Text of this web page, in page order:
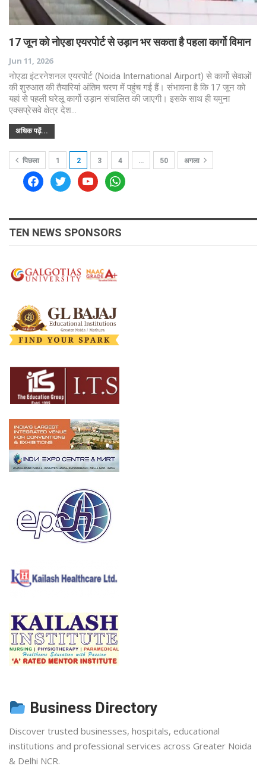
17 जून को नोएडा एयरपोर्ट से उड़ान भर सकता है पहला कार्गो विमान
Jun 11, 2026
नोएडा इंटरनेशनल एयरपोर्ट (Noida International Airport) से कार्गो सेवाओं
की शुरुआत की तैयारियां अंतिम चरण में पहुंच गई हैं। संभावना है कि 17 जून को
यहां से पहली घरेलू कार्गो उड़ान संचालित की जाएगी। इसके साथ ही यमुना
एक्सप्रेसवे क्षेत्र देश…
अधिक पढ़ें...
पिछला 1 2 3 4 … 50 अगला
facebooktwitteryoutubewhatsapp
TEN NEWS SPONSORS
Business Directory
Discover trusted businesses, hospitals, educational
institutions and professional services across Greater Noida
& Delhi NCR.